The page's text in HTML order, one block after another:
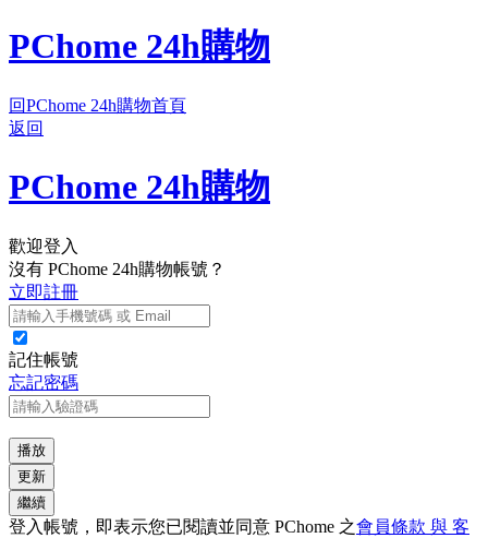
PChome 24h購物
回PChome 24h購物首頁
返回
PChome 24h購物
歡迎登入
沒有 PChome 24h購物帳號？
立即註冊
記住帳號
忘記密碼
播放
更新
繼續
登入帳號，即表示您已閱讀並同意 PChome 之會員條款 與 客